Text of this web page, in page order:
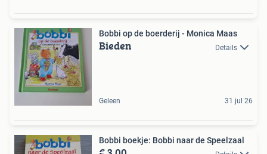
Bobbi op de boerderij - Monica Maas
Bieden Details
Geleen 31 jul 26
Bobbi boekje: Bobbi naar de Speelzaal